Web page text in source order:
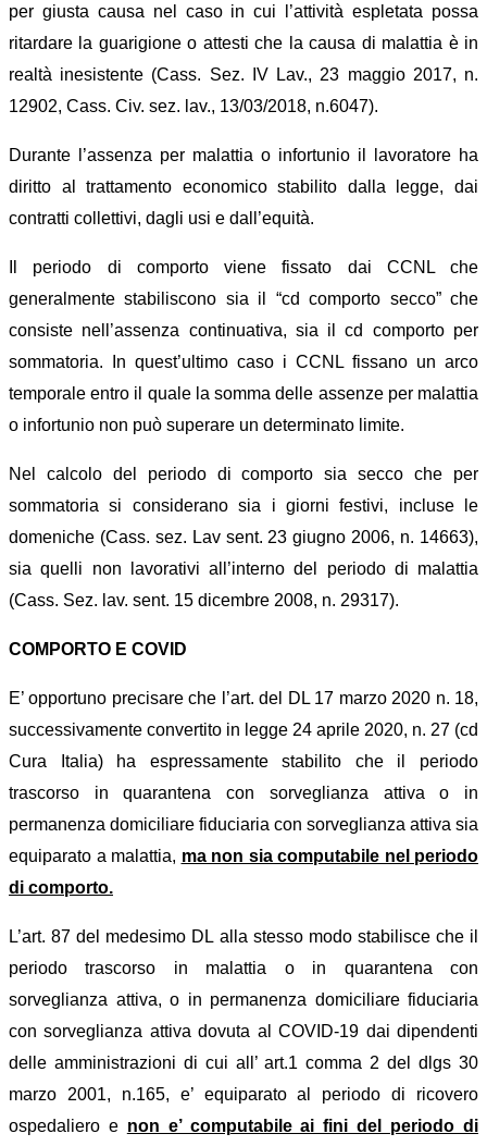
per giusta causa nel caso in cui l’attività espletata possa
ritardare la guarigione o attesti che la causa di malattia è in
realtà inesistente (Cass. Sez. IV Lav., 23 maggio 2017, n.
12902, Cass. Civ. sez. lav., 13/03/2018, n.6047).
Durante l’assenza per malattia o infortunio il lavoratore ha
diritto al trattamento economico stabilito dalla legge, dai
contratti collettivi, dagli usi e dall’equità.
Il periodo di comporto viene fissato dai CCNL che
generalmente stabiliscono sia il “cd comporto secco” che
consiste nell’assenza continuativa, sia il cd comporto per
sommatoria. In quest’ultimo caso i CCNL fissano un arco
temporale entro il quale la somma delle assenze per malattia
o infortunio non può superare un determinato limite.
Nel calcolo del periodo di comporto sia secco che per
sommatoria si considerano sia i giorni festivi, incluse le
domeniche (Cass. sez. Lav sent. 23 giugno 2006, n. 14663),
sia quelli non lavorativi all’interno del periodo di malattia
(Cass. Sez. lav. sent. 15 dicembre 2008, n. 29317).
COMPORTO E COVID
E’ opportuno precisare che l’art. del DL 17 marzo 2020 n. 18,
successivamente convertito in legge 24 aprile 2020, n. 27 (cd
Cura Italia) ha espressamente stabilito che il periodo
trascorso in quarantena con sorveglianza attiva o in
permanenza domiciliare fiduciaria con sorveglianza attiva sia
equiparato a malattia, ma non sia computabile nel periodo
di comporto.
L’art. 87 del medesimo DL alla stesso modo stabilisce che il
periodo trascorso in malattia o in quarantena con
sorveglianza attiva, o in permanenza domiciliare fiduciaria
con sorveglianza attiva dovuta al COVID-19 dai dipendenti
delle amministrazioni di cui all’ art.1 comma 2 del dlgs 30
marzo 2001, n.165, e’ equiparato al periodo di ricovero
ospedaliero e non e’ computabile ai fini del periodo di